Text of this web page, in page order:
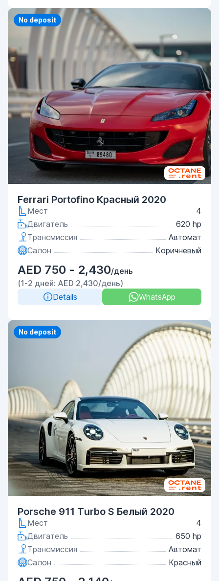
Priority
No deposit
Ferrari Portofino Красный 2020
Мест
4
Двигатель
620 hp
Трансмиссия
Автомат
Салон
Коричневый
AED 750 - 2,430/день
(1-2 дней: AED 2,430/день)
Details
WhatsApp
Priority
No deposit
Porsche 911 Turbo S Белый 2020
Мест
4
Двигатель
650 hp
Трансмиссия
Автомат
Салон
Красный